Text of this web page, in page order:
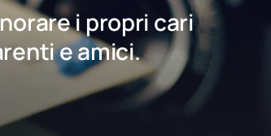
i propri cari
e amici.